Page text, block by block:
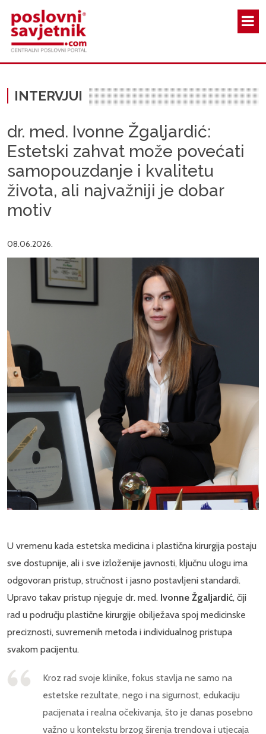
INTERVJUI
dr. med. Ivonne Žgaljardić:
Estetski zahvat može povećati
samopouzdanje i kvalitetu
života, ali najvažniji je dobar
motiv
08.06.2026.
U vremenu kada estetska medicina i plastična kirurgija postaju
sve dostupnije, ali i sve izloženije javnosti, ključnu ulogu ima
odgovoran pristup, stručnost i jasno postavljeni standardi.
Upravo takav pristup njeguje dr. med. Ivonne Žgaljardić, čiji
rad u području plastične kirurgije obilježava spoj medicinske
preciznosti, suvremenih metoda i individualnog pristupa
svakom pacijentu.
Kroz rad svoje klinike, fokus stavlja ne samo na
estetske rezultate, nego i na sigurnost, edukaciju
pacijenata i realna očekivanja, što je danas posebno
važno u kontekstu brzog širenja trendova i utjecaja